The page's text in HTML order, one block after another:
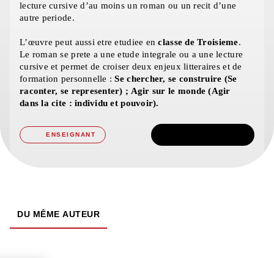
lecture cursive d’au moins un roman ou un recit d’une
autre periode.
L’œuvre peut aussi etre etudiee enclasse de Troisieme.
Le roman se prete a une etude integrale ou a une lecture
cursive et permet de croiser deux enjeux litteraires et de
formation personnelle :Se chercher, se construire (Se
raconter, se representer) ; Agir sur le monde (Agir
dans la cite : individu et pouvoir).
ENSEIGNANT
DU MÊME AUTEUR